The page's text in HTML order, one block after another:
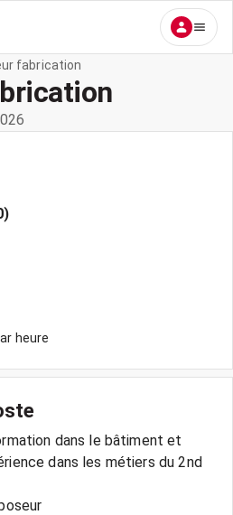
fabrication
heure
dans le bâtiment et
dans les métiers du 2nd